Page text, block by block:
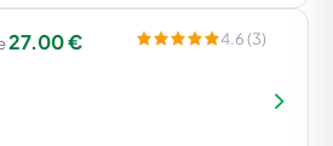
27.00 € 4.6 (3)